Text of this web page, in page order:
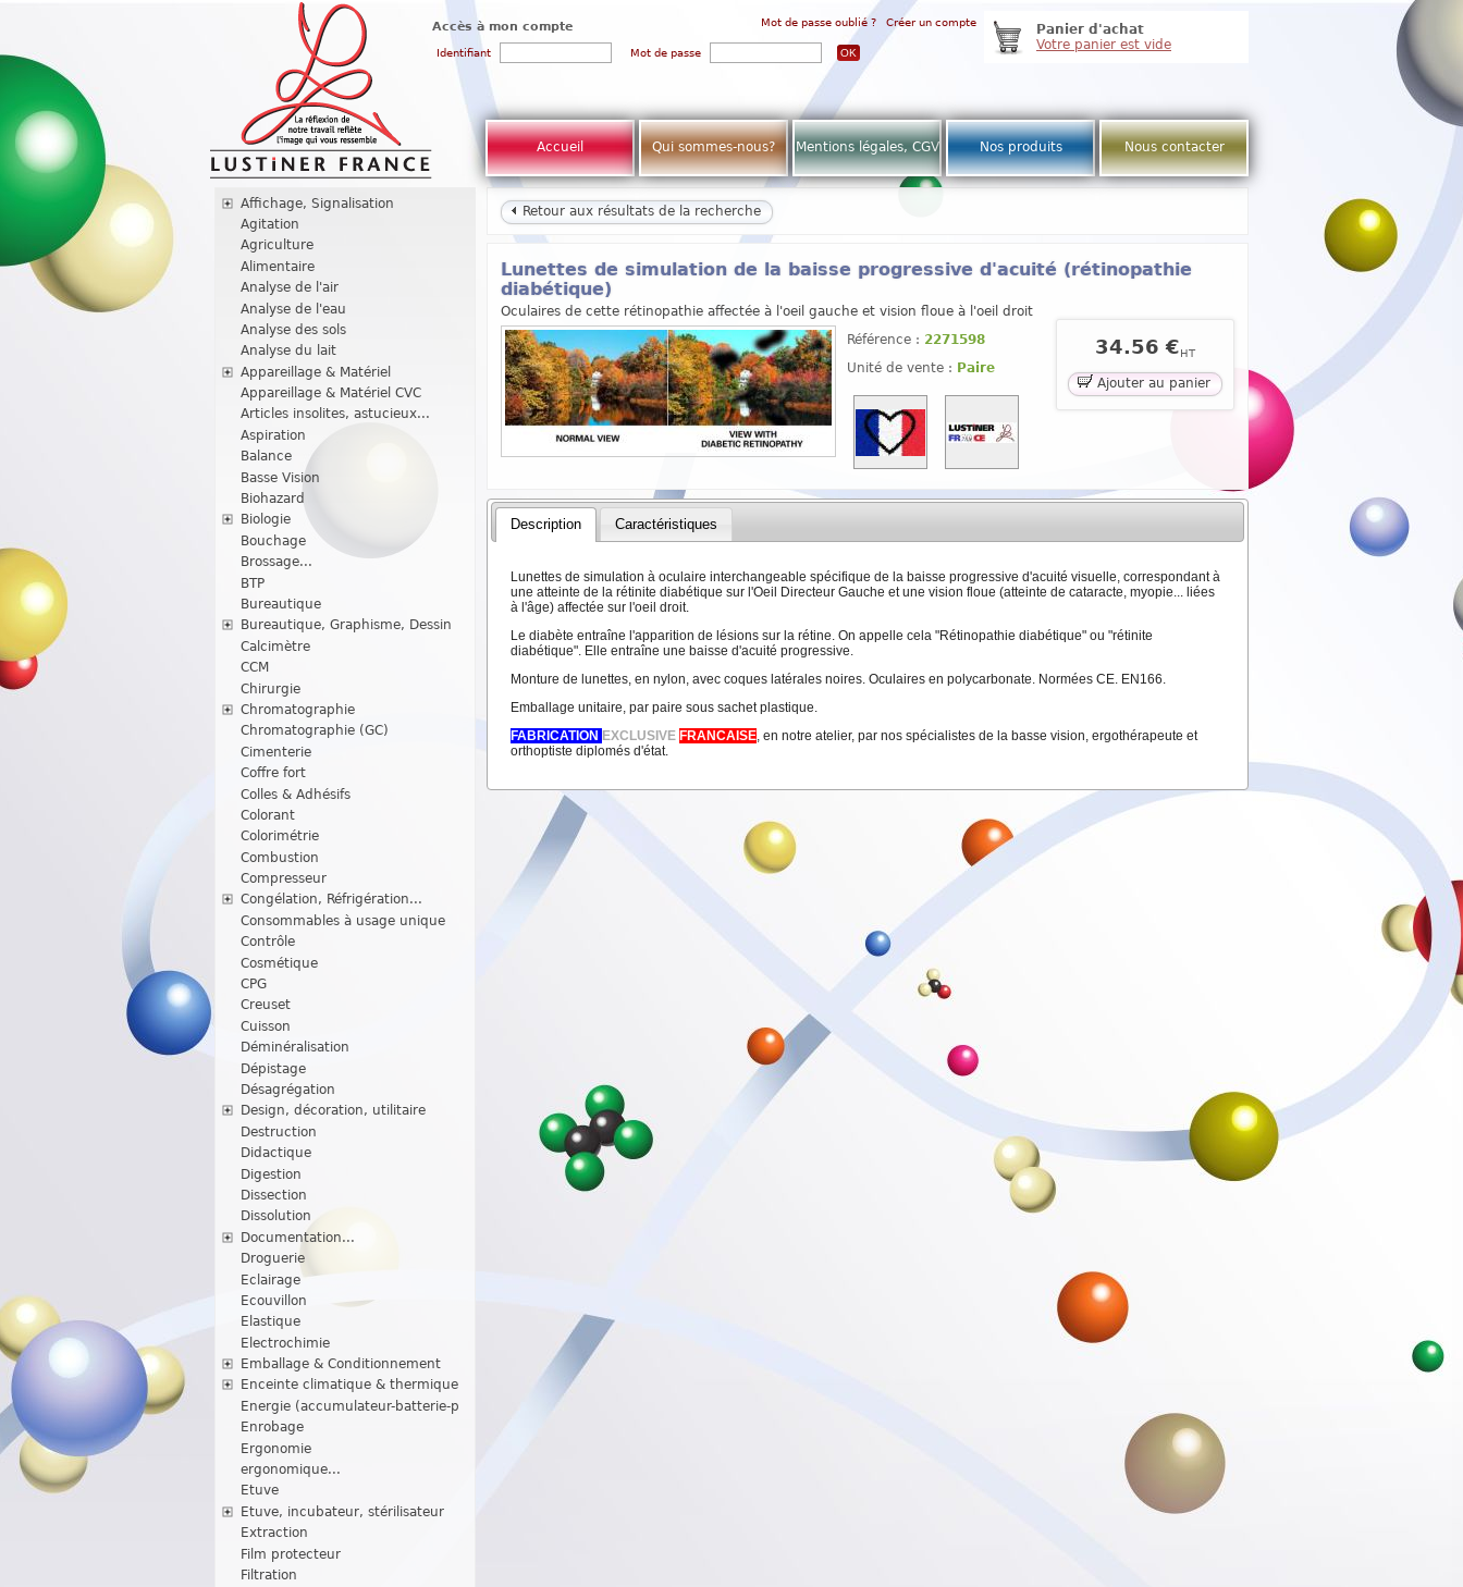
Accès à mon compte Mot de passe oublié ? Créer un compte
Identifiant Mot de passe
Panier d'achat
Votre panier est vide
Accueil Qui sommes-nous? Mentions légales, CGV Nos produits Nous contacter
Affichage, Signalisation
Agitation
Agriculture
Alimentaire
Analyse de l'air
Analyse de l'eau
Analyse des sols
Analyse du lait
Appareillage & Matériel
Appareillage & Matériel CVC
Articles insolites, astucieux...
Aspiration
Balance
Basse Vision
Biohazard
Biologie
Bouchage
Brossage...
BTP
Bureautique
Bureautique, Graphisme, Dessin
Calcimètre
CCM
Chirurgie
Chromatographie
Chromatographie (GC)
Cimenterie
Coffre fort
Colles & Adhésifs
Colorant
Colorimétrie
Combustion
Compresseur
Congélation, Réfrigération...
Consommables à usage unique
Contrôle
Cosmétique
CPG
Creuset
Cuisson
Déminéralisation
Dépistage
Désagrégation
Design, décoration, utilitaire
Destruction
Didactique
Digestion
Dissection
Dissolution
Documentation...
Droguerie
Eclairage
Ecouvillon
Elastique
Electrochimie
Emballage & Conditionnement
Enceinte climatique & thermique
Energie (accumulateur-batterie-p
Enrobage
Ergonomie
ergonomique...
Etuve
Etuve, incubateur, stérilisateur
Extraction
Film protecteur
Filtration
Retour aux résultats de la recherche
Lunettes de simulation de la baisse progressive d'acuité (rétinopathie
diabétique)
Oculaires de cette rétinopathie affectée à l'oeil gauche et vision floue à l'oeil droit
Référence : 2271598
Unité de vente : Paire
34.56 € HT
Ajouter au panier
Description Caractéristiques
Lunettes de simulation à oculaire interchangeable spécifique de la baisse progressive d'acuité visuelle, correspondant à
une atteinte de la rétinite diabétique sur l'Oeil Directeur Gauche et une vision floue (atteinte de cataracte, myopie... liées
à l'âge) affectée sur l'oeil droit.
Le diabète entraîne l'apparition de lésions sur la rétine. On appelle cela "Rétinopathie diabétique" ou "rétinite
diabétique". Elle entraîne une baisse d'acuité progressive.
Monture de lunettes, en nylon, avec coques latérales noires. Oculaires en polycarbonate. Normées CE. EN166.
Emballage unitaire, par paire sous sachet plastique.
FABRICATION EXCLUSIVE FRANCAISE, en notre atelier, par nos spécialistes de la basse vision, ergothérapeute et
orthoptiste diplomés d'état.